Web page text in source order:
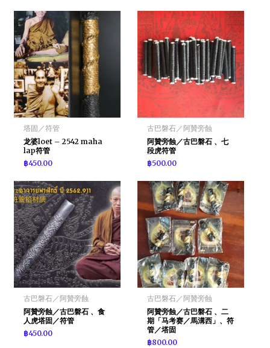
塔固／符管
龙婆loet – 2542 maha
lap符管
฿450.00
古巴磐石／阿贊旁蝕
阿贊旁蝕／古巴磐石 、七
段虎符管
฿500.00
古巴磐石／阿贊旁蝕
阿贊旁蝕／古巴磐石 、食
人虎塔固／符管
฿450.00
古巴磐石／阿贊旁蝕
阿贊旁蝕／古巴磐石 、二
期「马考赛／馬溝西」、符
管／塔固
฿800.00